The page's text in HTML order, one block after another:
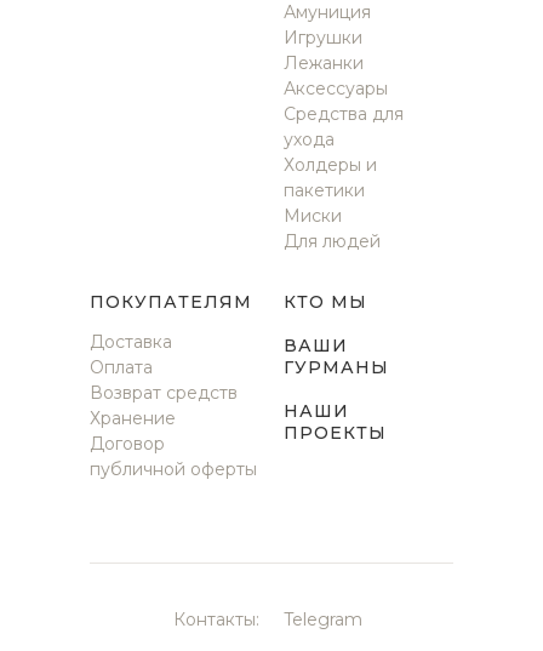
Амуниция
Игрушки
Лежанки
Аксессуары
Средства для
ухода
Холдеры и
пакетики
Миски
Для людей
ПОКУПАТЕЛЯМ
Доставка
Оплата
Возврат средств
Хранение
Договор
публичной оферты
КТО МЫ
ВАШИ
ГУРМАНЫ
НАШИ
ПРОЕКТЫ
Контакты: Telegram